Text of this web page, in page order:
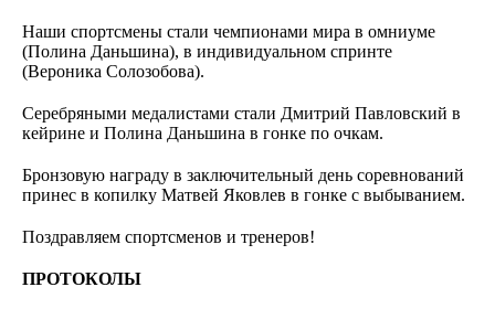
Наши спортсмены стали чемпионами мира в омниуме
(Полина Даньшина), в индивидуальном спринте
(Вероника Солозобова).
Серебряными медалистами стали Дмитрий Павловский в
кейрине и Полина Даньшина в гонке по очкам.
Бронзовую награду в заключительный день соревнований
принес в копилку Матвей Яковлев в гонке с выбыванием.
Поздравляем спортсменов и тренеров!
ПРОТОКОЛЫ